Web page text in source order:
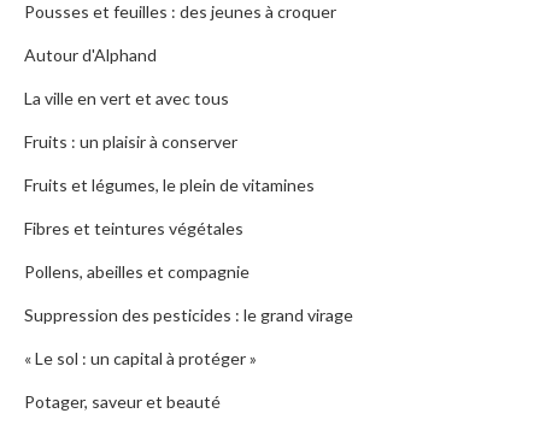
Pousses et feuilles : des jeunes à croquer
Autour d'Alphand
La ville en vert et avec tous
Fruits : un plaisir à conserver
Fruits et légumes, le plein de vitamines
Fibres et teintures végétales
Pollens, abeilles et compagnie
Suppression des pesticides : le grand virage
« Le sol : un capital à protéger »
Potager, saveur et beauté